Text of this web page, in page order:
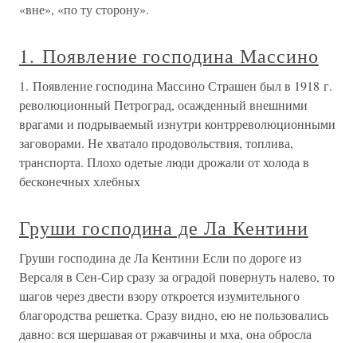
«вне», «по ту сторону».
1. Появление господина Массино
1. Появление господина Массино Страшен был в 1918 г.
революционный Петроград, осажденный внешними
врагами и подрываемый изнутри контрреволюционными
заговорами. Не хватало продовольствия, топлива,
транспорта. Плохо одетые люди дрожали от холода в
бесконечных хлебных
Груши господина де Ла Кентини
Груши господина де Ла Кентини Если по дороге из
Версаля в Сен-Сир сразу за оградой повернуть налево, то
шагов через двести взору откроется изумительного
благородства решетка. Сразу видно, ею не пользовались
давно: вся шершавая от ржавчины и мха, она обросла